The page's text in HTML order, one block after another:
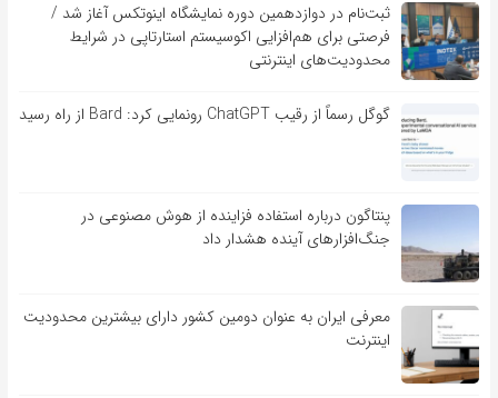
ثبت‌نام در دوازدهمین دوره نمایشگاه اینوتکس آغاز شد /
فرصتی برای هم‌افزایی اکوسیستم استارتاپی در شرایط
محدودیت‌های اینترنتی
گوگل رسماً از رقیب ChatGPT رونمایی کرد: Bard از راه رسید
پنتاگون درباره استفاده فزاینده از هوش مصنوعی در
جنگ‌افزارهای آینده هشدار داد
معرفی ایران به عنوان دومین کشور دارای بیشترین محدودیت
اینترنت